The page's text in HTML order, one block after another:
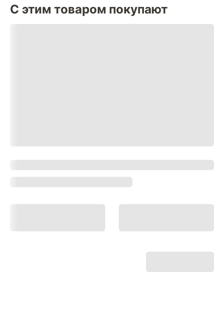
С этим товаром покупают